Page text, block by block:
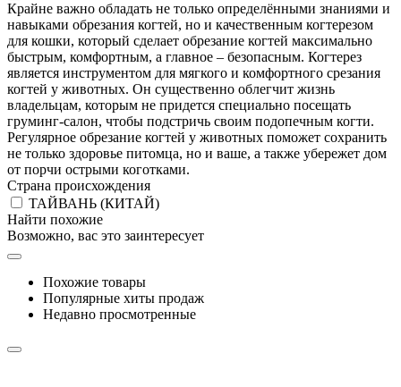
Крайне важно обладать не только определёнными знаниями и
навыками обрезания когтей, но и качественным когтерезом
для кошки, который сделает обрезание когтей максимально
быстрым, комфортным, а главное – безопасным. Когтерез
является инструментом для мягкого и комфортного срезания
когтей у животных. Он существенно облегчит жизнь
владельцам, которым не придется специально посещать
груминг-салон, чтобы подстричь своим подопечным когти.
Регулярное обрезание когтей у животных поможет сохранить
не только здоровье питомца, но и ваше, а также убережет дом
от порчи острыми коготками.
Страна происхождения
ТАЙВАНЬ (КИТАЙ)
Найти похожие
Возможно, вас это заинтересует
Похожие товары
Популярные хиты продаж
Недавно просмотренные